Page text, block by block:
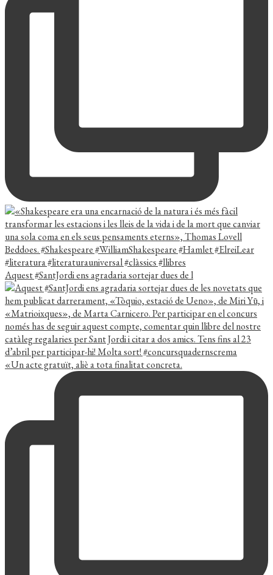
Aquest #SantJordi ens agradaria sortejar dues de l
«Un acte gratuït, aliè a tota finalitat concreta.